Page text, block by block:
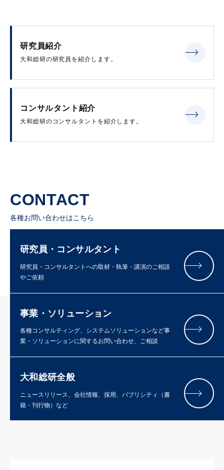
研究員紹介
大和総研の研究員を紹介します。
コンサルタント紹介
大和総研のコンサルタントを紹介します。
CONTACT
各種お問い合わせはこちら
研究員・コンサルタント
研究員・コンサルタントへの取材・執筆・講演のご相談
やご依頼
事業・ソリューション
各種コンサルティング、システムソリューションなど事
業・ソリューションに関するお問い合わせ、ご相談
大和総研全般
ニュースリリース、会社情報、採用、パブリシティ（書
籍・刊行物）など